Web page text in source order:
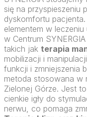
się na przyspieszeniu
dyskomfortu pacjenta.
elementem w
w Centrum
takich jak terapia
mobilizacji i
funkcji i zmniejszenia
metoda stosowana w
Zielonej Górze. Jest
cienkie igły do
nerwu, co pomaga